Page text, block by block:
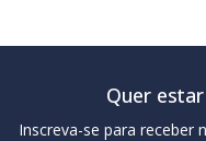
Quer
Inscreva-se para receber